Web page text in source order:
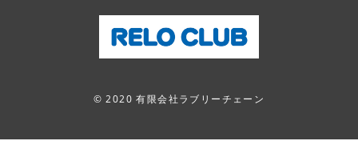
© 2020 有限会社ラブリーチェーン